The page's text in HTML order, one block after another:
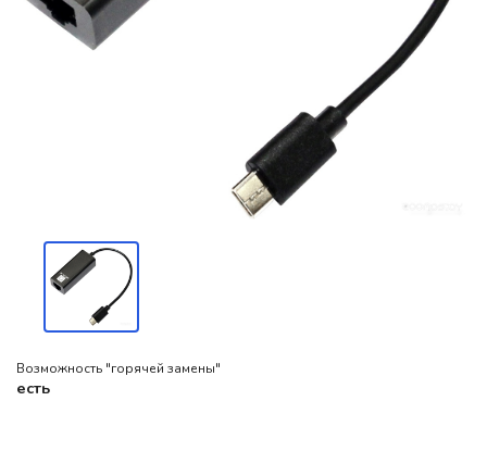
Возможность "горячей замены"
есть